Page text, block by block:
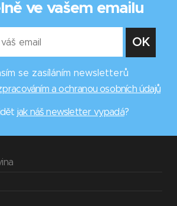
ve vašem emailu
se zasíláním newsletterů
a ochranou osobních údajů
jak náš newsletter vypadá?